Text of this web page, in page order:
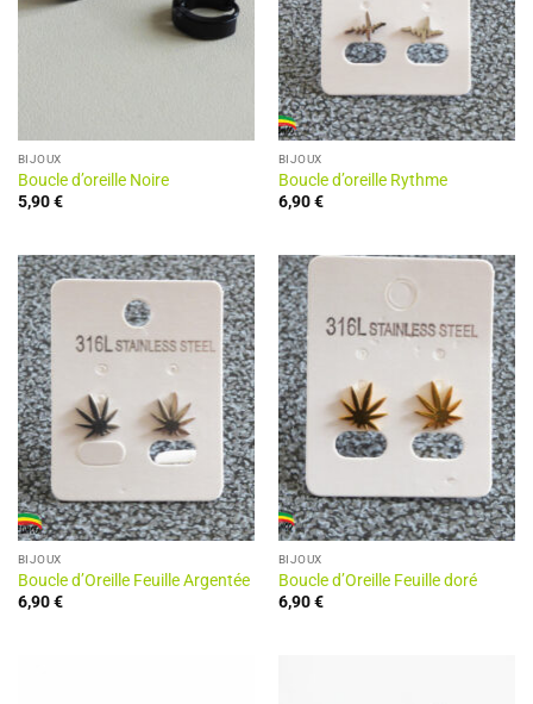
BIJOUX
Boucle d’oreille Noire
5,90€
BIJOUX
Boucle d’oreille Rythme
6,90€
BIJOUX
Boucle d’Oreille Feuille Argentée
6,90€
BIJOUX
Boucle d’Oreille Feuille doré
6,90€